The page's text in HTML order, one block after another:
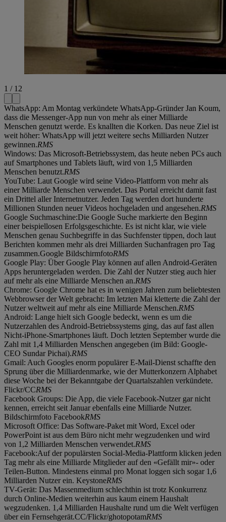
1 / 12
WhatsApp: Am Montag verkündete WhatsApp-Gründer Jan Koum,
dass die Messenger-App nun von mehr als einer Milliarde
Menschen genutzt werde. Es knallten die Korken. Das neue Ziel ist
weit höher: WhatsApp will jetzt weitere sechs Milliarden Nutzer
gewinnen.RMS
Windows: Das Microsoft-Betriebssystem, das heute neben PCs auch
auf Smartphones und Tablets läuft, wird von 1,5 Milliarden
Menschen benutzt.RMS
YouTube: Laut Google wird seine Video-Plattform von mehr als
einer Milliarde Menschen verwendet. Das Portal erreicht damit fast
ein Drittel aller Internetnutzer. Jeden Tag werden dort hunderte
Millionen Stunden neuer Videos hochgeladen und angesehen.RMS
Google Suchmaschine:Die Google Suche markierte den Beginn
einer beispiellosen Erfolgsgeschichte. Es ist nicht klar, wie viele
Menschen genau Suchbegriffe in das Suchfenster tippen, doch laut
Berichten kommen mehr als drei Milliarden Suchanfragen pro Tag
zusammen.Google BildschirmfotoRMS
Google Play: Über Google Play können auf allen Android-Geräten
Apps heruntergeladen werden. Die Zahl der Nutzer stieg auch hier
auf mehr als eine Milliarde Menschen an.RMS
Chrome: Google Chrome hat es in wenigen Jahren zum beliebtesten
Webbrowser der Welt gebracht: Im letzten Mai kletterte die Zahl der
Nutzer weltweit auf mehr als eine Milliarde Menschen.RMS
Android: Lange hielt sich Google bedeckt, wenn es um die
Nutzerzahlen des Android-Betriebssystems ging, das auf fast allen
Nicht-iPhone-Smartphones läuft. Doch letzten September wurde die
Zahl mit 1,4 Milliarden Menschen angegeben (im Bild: Google-
CEO Sundar Pichai).RMS
Gmail: Auch Googles enorm populärer E-Mail-Dienst schaffte den
Sprung über die Milliardenmarke, wie der Mutterkonzern Alphabet
diese Woche bei der Bekanntgabe der Quartalszahlen verkündete.
Flickr/CCRMS
Facebook Groups: Die App, die viele Facebook-Nutzer gar nicht
kennen, erreicht seit Januar ebenfalls eine Milliarde Nutzer.
Bildschirmfoto FacebookRMS
Microsoft Office: Das Software-Paket mit Word, Excel oder
PowerPoint ist aus dem Büro nicht mehr wegzudenken und wird
von 1,2 Milliarden Menschen verwendet.RMS
Facebook:Auf der populärsten Social-Media-Plattform klicken jeden
Tag mehr als eine Milliarde Mitglieder auf den «Gefällt mir»- oder
Teilen-Button. Mindestens einmal pro Monat loggen sich sogar 1,6
Milliarden Nutzer ein. KeystoneRMS
TV-Gerät: Das Massenmedium schlechthin ist trotz Konkurrenz
durch Online-Medien weiterhin aus kaum einem Haushalt
wegzudenken. 1,4 Milliarden Haushalte rund um die Welt verfügen
über ein Fernsehgerät.CC/Flickr/ghotopotamRMS